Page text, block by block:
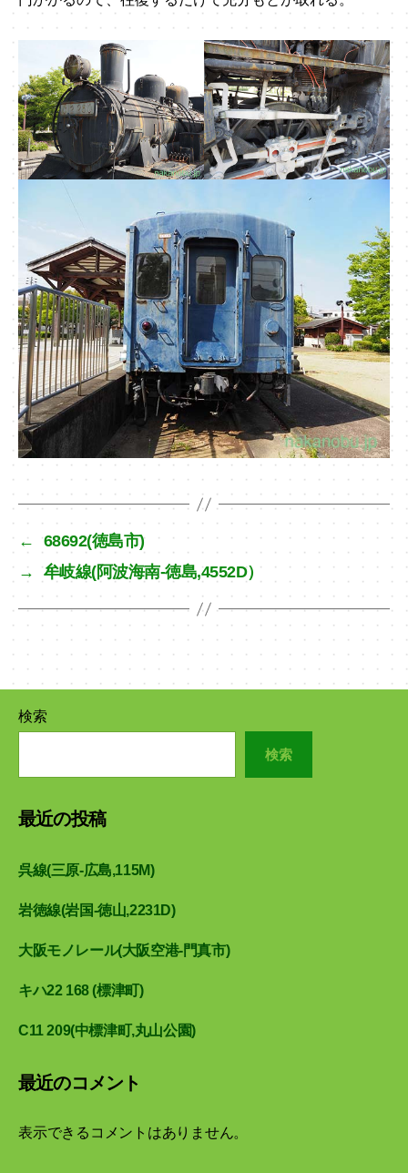
←
68692(徳島市)
→
牟岐線(阿波海南-徳島,4552D）
検索
検索
最近の投稿
呉線(三原-広島,115M)
岩徳線(岩国-徳山,2231D)
大阪モノレール(大阪空港-門真市)
キハ22 168 (標津町)
C11 209(中標津町,丸山公園)
最近のコメント
表示できるコメントはありません。